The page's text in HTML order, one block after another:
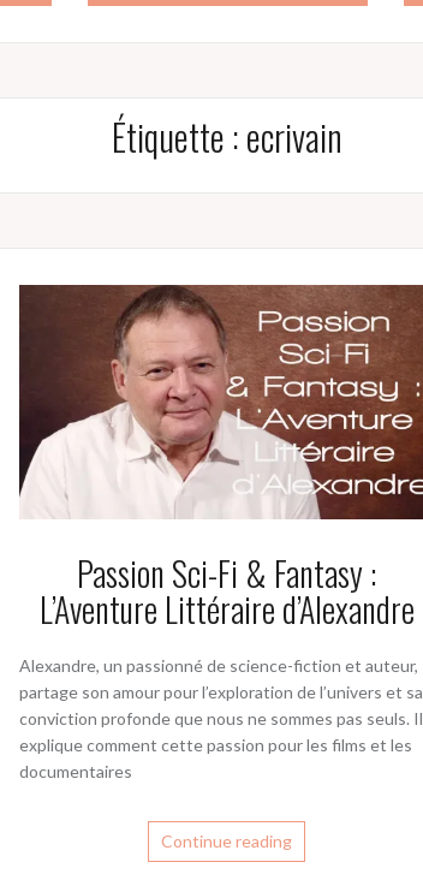
Étiquette :ecrivain
Passion Sci-Fi & Fantasy :
L’Aventure Littéraire d’Alexandre
Alexandre, un passionné de science-fiction et auteur,
partage son amour pour l’exploration de l’univers et sa
conviction profonde que nous ne sommes pas seuls. Il
explique comment cette passion pour les films et les
documentaires
Continue reading